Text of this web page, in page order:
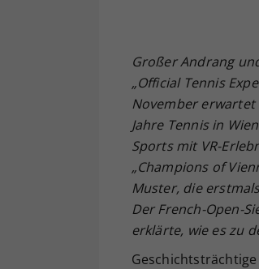
Großer Andrang
„Official Tennis
November erwartet
Jahre Tennis in
Sports mit VR-
„Champions of
Muster, die
Der French-Open-
erklärte, wie es zu